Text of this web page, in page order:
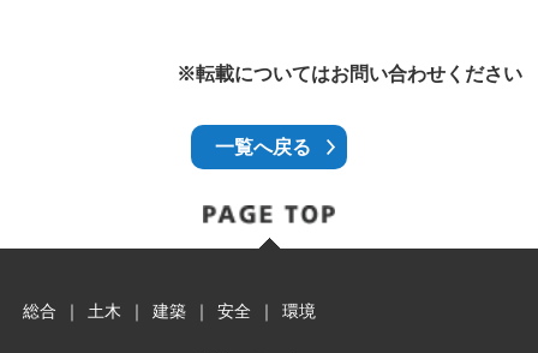
※転載についてはお問い合わせください
一覧へ戻る
総合 ｜ 土木 ｜ 建築 ｜ 安全 ｜ 環境